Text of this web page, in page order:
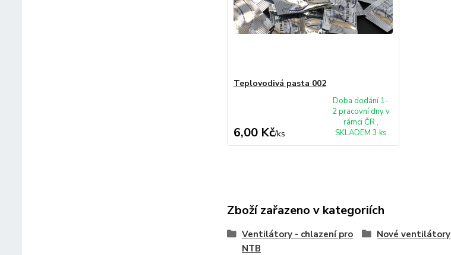
Teplovodivá pasta 002
6,00 Kč/ks
Doba dodání 1-
2 pracovní dny v
rámci ČR ,
SKLADEM 3 ks
Zboží zařazeno v kategoriích
Ventilátory - chlazení pro
NTB
Nové ventilátory